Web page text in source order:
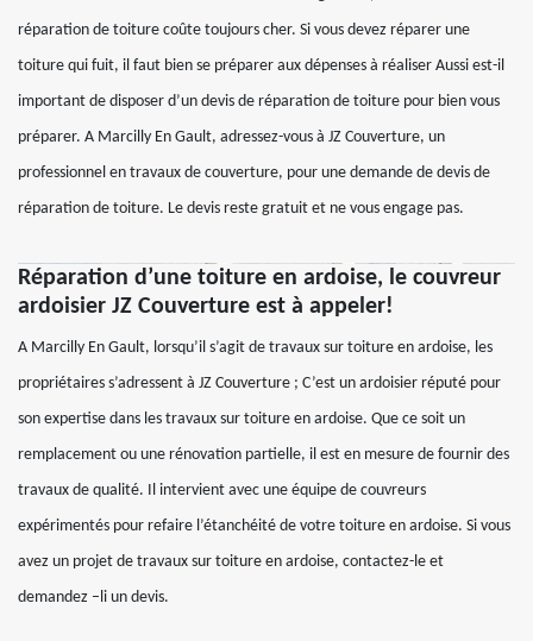
réparation de toiture coûte toujours cher. Si vous devez réparer une
toiture qui fuit, il faut bien se préparer aux dépenses à réaliser Aussi est-il
important de disposer d’un devis de réparation de toiture pour bien vous
préparer. A Marcilly En Gault, adressez-vous à JZ Couverture, un
professionnel en travaux de couverture, pour une demande de devis de
réparation de toiture. Le devis reste gratuit et ne vous engage pas.
Réparation d’une toiture en ardoise, le couvreur
ardoisier JZ Couverture est à appeler!
A Marcilly En Gault, lorsqu’il s’agit de travaux sur toiture en ardoise, les
propriétaires s’adressent à JZ Couverture ; C’est un ardoisier réputé pour
son expertise dans les travaux sur toiture en ardoise. Que ce soit un
remplacement ou une rénovation partielle, il est en mesure de fournir des
travaux de qualité. Il intervient avec une équipe de couvreurs
expérimentés pour refaire l’étanchéité de votre toiture en ardoise. Si vous
avez un projet de travaux sur toiture en ardoise, contactez-le et
demandez –li un devis.